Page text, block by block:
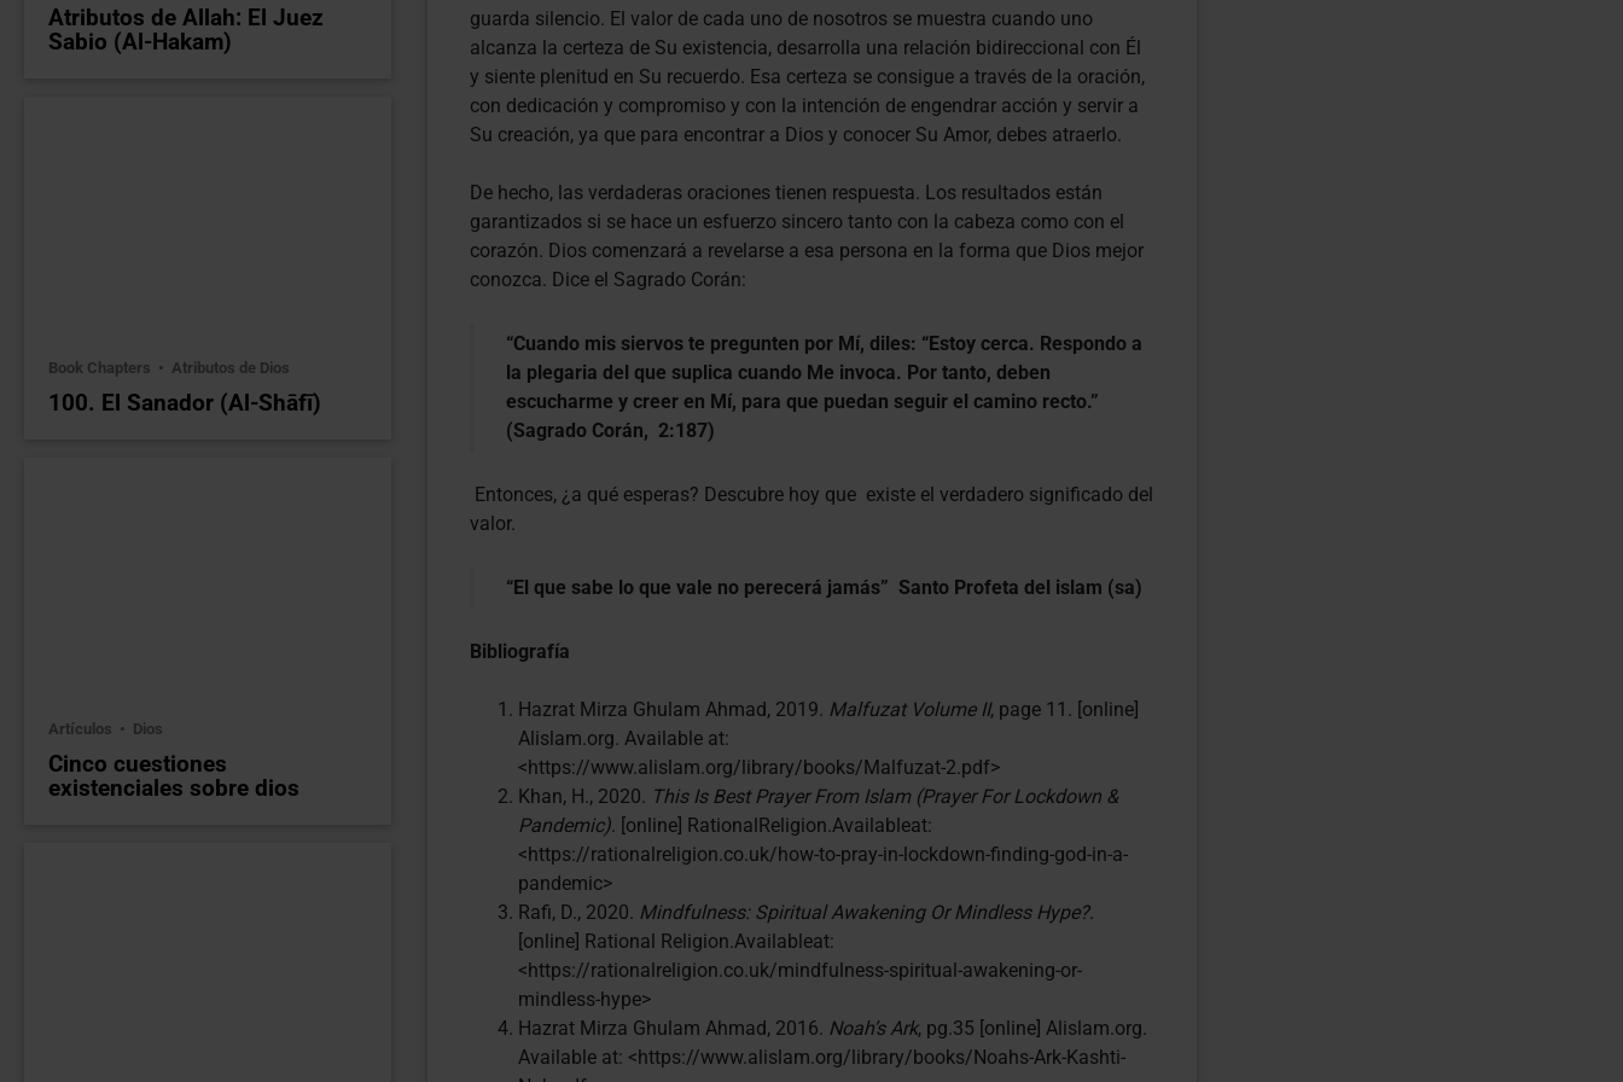
Atributos de Allah: El Juez
Sabio (Al-Hakam)
Book Chapters Atributos de Dios
100. El Sanador (Al-Shāfī)
Artículos Dios
Cinco cuestiones
existenciales sobre dios
guarda silencio. El valor de cada uno de nosotros se muestra cuando uno
alcanza la certeza de Su existencia, desarrolla una relación bidireccional con Él
y siente plenitud en Su recuerdo. Esa certeza se consigue a través de la oración,
con dedicación y compromiso y con la intención de engendrar acción y servir a
Su creación, ya que para encontrar a Dios y conocer Su Amor, debes atraerlo.
De hecho, las verdaderas oraciones tienen respuesta. Los resultados están
garantizados si se hace un esfuerzo sincero tanto con la cabeza como con el
corazón. Dios comenzará a revelarse a esa persona en la forma que Dios mejor
conozca. Dice el Sagrado Corán:
“Cuando mis siervos te pregunten por Mí, diles: “Estoy cerca. Respondo a
la plegaria del que suplica cuando Me invoca. Por tanto, deben
escucharme y creer en Mí, para que puedan seguir el camino recto.”
(Sagrado Corán, 2:187)
Entonces, ¿a qué esperas? Descubre hoy que existe el verdadero significado del
valor.
“El que sabe lo que vale no perecerá jamás” Santo Profeta del islam (sa)
Bibliografía
Hazrat Mirza Ghulam Ahmad, 2019. Malfuzat Volume II, page 11. [online]
Alislam.org. Available at:
<https://www.alislam.org/library/books/Malfuzat-2.pdf>
Khan, H., 2020. This Is Best Prayer From Islam (Prayer For Lockdown &
Pandemic). [online] RationalReligion.Availableat:
<https://rationalreligion.co.uk/how-to-pray-in-lockdown-finding-god-in-a-
pandemic>
Rafi, D., 2020. Mindfulness: Spiritual Awakening Or Mindless Hype?.
[online] Rational Religion.Availableat:
<https://rationalreligion.co.uk/mindfulness-spiritual-awakening-or-
mindless-hype>
Hazrat Mirza Ghulam Ahmad, 2016. Noah’s Ark, pg.35 [online] Alislam.org.
Available at: <https://www.alislam.org/library/books/Noahs-Ark-Kashti-